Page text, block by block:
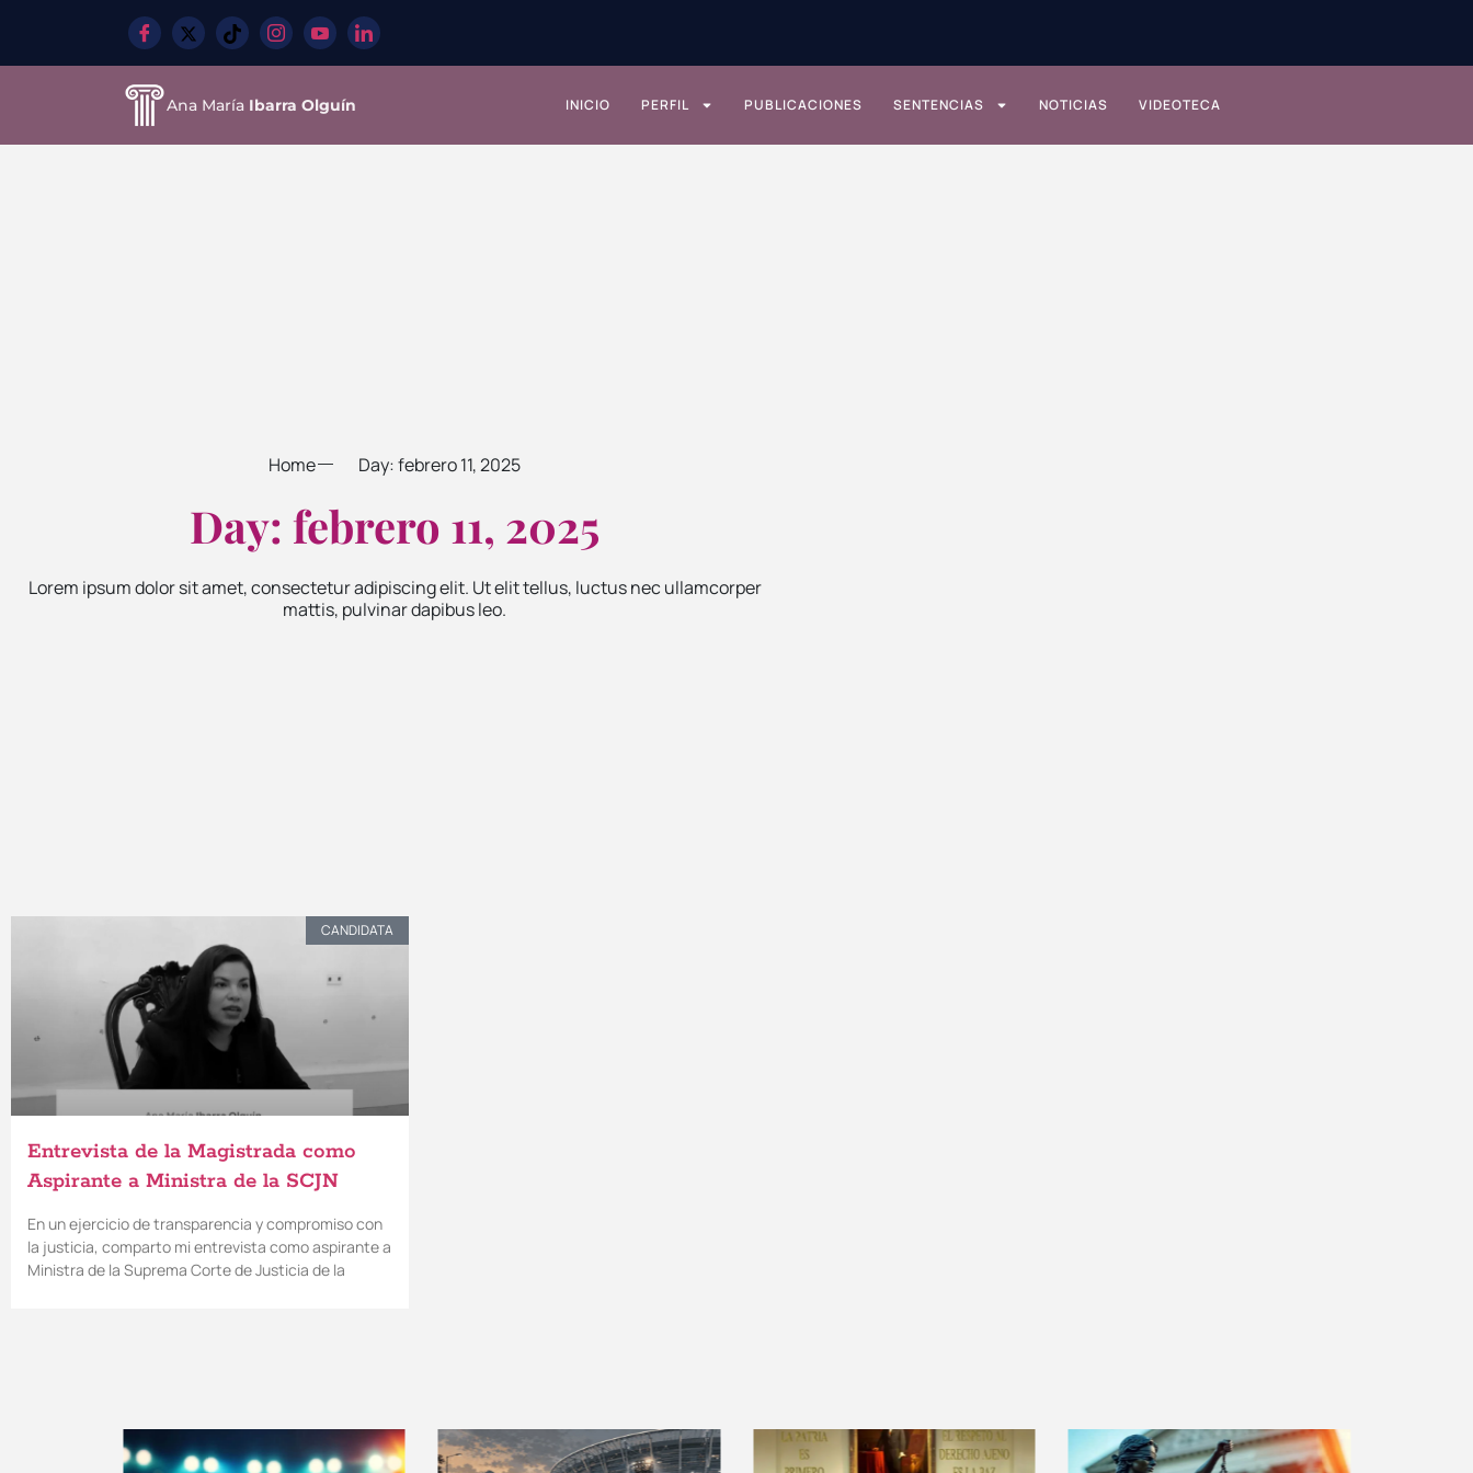
Ana María Ibarra Olguín INICIO PERFIL PUBLICACIONES SENTENCIAS NOTICIAS VIDEOTECA
Home Day: febrero 11, 2025
Day: febrero 11, 2025
Lorem ipsum dolor sit amet, consectetur adipiscing elit. Ut elit tellus, luctus nec ullamcorper
mattis, pulvinar dapibus leo.
CANDIDATA
Entrevista de la Magistrada como
Aspirante a Ministra de la SCJN
En un ejercicio de transparencia y compromiso con
la justicia, comparto mi entrevista como aspirante a
Ministra de la Suprema Corte de Justicia de la